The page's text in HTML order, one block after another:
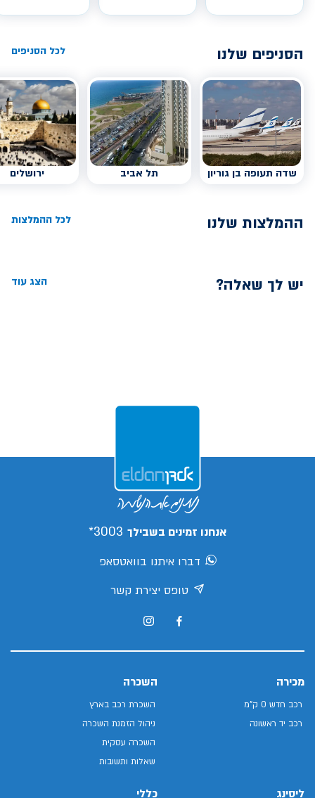
הסניפים שלנו לכל הסניפים
שדה תעופה בן גוריון תל אביב ירושלים
ההמלצות שלנו לכל ההמלצות
יש לך שאלה? הצג עוד
אנחנו זמינים בשבילך 3003*
דברו איתנו בוואטסאפ
טופס יצירת קשר
מכירה
רכב חדש 0 ק"מ
רכב יד ראשונה
השכרה
השכרת רכב בארץ
ניהול הזמנת השכרה
השכרה עסקית
שאלות ותשובות
ליסינג כללי